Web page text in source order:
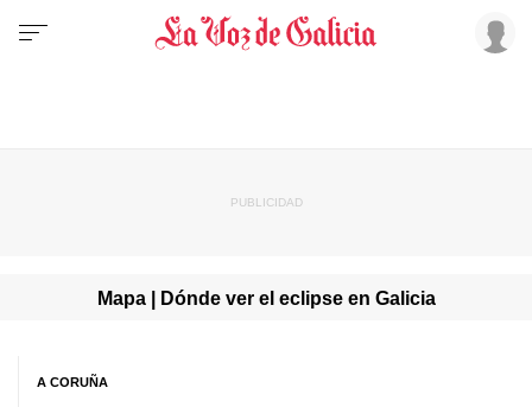
Mapa | Dónde ver el eclipse en Galicia
A CORUÑA